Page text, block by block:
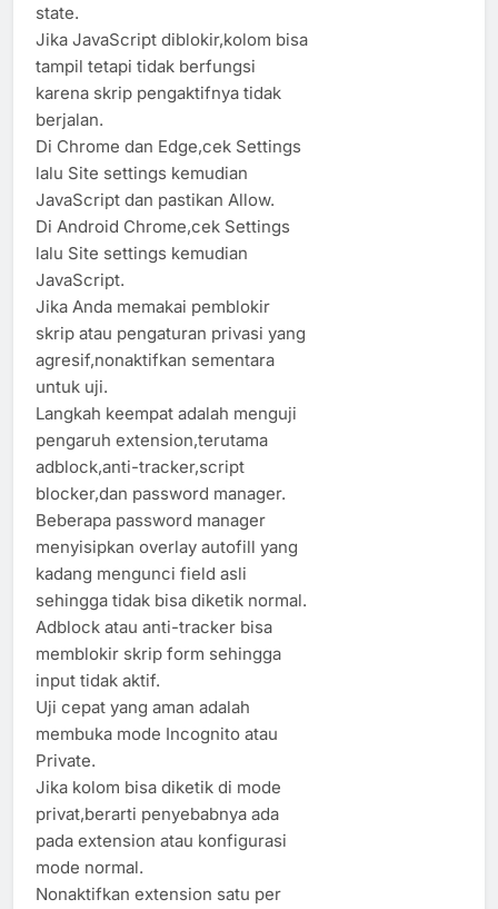
state.
Jika JavaScript diblokir,kolom bisa
tampil tetapi tidak berfungsi
karena skrip pengaktifnya tidak
berjalan.
Di Chrome dan Edge,cek Settings
lalu Site settings kemudian
JavaScript dan pastikan Allow.
Di Android Chrome,cek Settings
lalu Site settings kemudian
JavaScript.
Jika Anda memakai pemblokir
skrip atau pengaturan privasi yang
agresif,nonaktifkan sementara
untuk uji.
Langkah keempat adalah menguji
pengaruh extension,terutama
adblock,anti-tracker,script
blocker,dan password manager.
Beberapa password manager
menyisipkan overlay autofill yang
kadang mengunci field asli
sehingga tidak bisa diketik normal.
Adblock atau anti-tracker bisa
memblokir skrip form sehingga
input tidak aktif.
Uji cepat yang aman adalah
membuka mode Incognito atau
Private.
Jika kolom bisa diketik di mode
privat,berarti penyebabnya ada
pada extension atau konfigurasi
mode normal.
Nonaktifkan extension satu per